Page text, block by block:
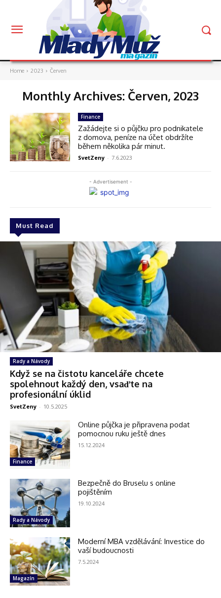
Mladý Muž
magazín
Home 2023 Červen
Monthly Archives: Červen, 2023
- Advertisement -
Must Read
Rady a Návody
Když se na čistotu kanceláře chcete
spolehnout každý den, vsaďte na
profesionální úklid
SvetZeny - 10.5.2025
Finance
Online půjčka je připravena podat
pomocnou ruku ještě dnes
15.12.2024
Rady a Návody
Bezpečně do Bruselu s online
pojištěním
19.10.2024
Magazín
Moderní MBA vzdělávání: Investice do
vaší budoucnosti
7.5.2024
Finance
Zažádejte si o půjčku pro podnikatele
z domova, peníze na účet obdržíte
během několika pár minut.
SvetZeny - 7.6.2023